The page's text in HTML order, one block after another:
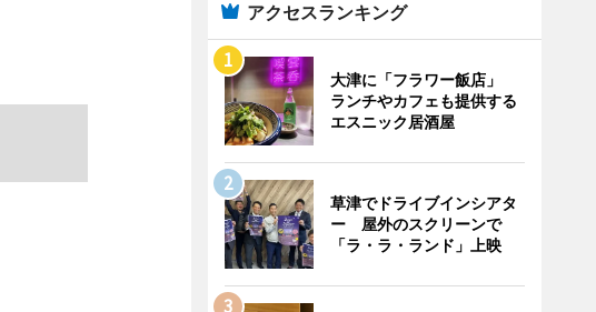
アクセスランキング
大津に「フラワー飯店」
ランチやカフェも提供する
エスニック居酒屋
草津でドライブインシアタ
ー 屋外のスクリーンで
「ラ・ラ・ランド」上映